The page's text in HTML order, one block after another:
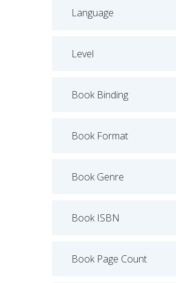
Language
Level
Book Binding
Book Format
Book Genre
Book ISBN
Book Page Count